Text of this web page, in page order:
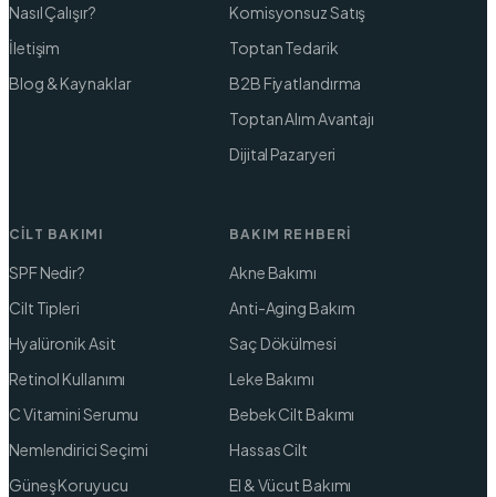
Nasıl Çalışır?
İletişim
Blog & Kaynaklar
Komisyonsuz Satış
Toptan Tedarik
B2B Fiyatlandırma
Toptan Alım Avantajı
Dijital Pazaryeri
CILT BAKIMI
SPF Nedir?
Cilt Tipleri
Hyalüronik Asit
Retinol Kullanımı
C Vitamini Serumu
Nemlendirici Seçimi
Güneş Koruyucu
BAKIM REHBERI
Akne Bakımı
Anti-Aging Bakım
Saç Dökülmesi
Leke Bakımı
Bebek Cilt Bakımı
Hassas Cilt
El & Vücut Bakımı